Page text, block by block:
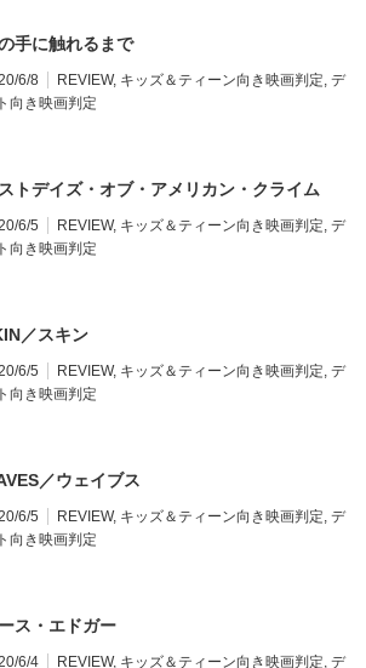
手に触れるまで
6/8 REVIEW, キッズ＆ティーン向き映画判定, デ
向き映画判定
トデイズ・オブ・アメリカン・クライム
6/5 REVIEW, キッズ＆ティーン向き映画判定, デ
向き映画判定
／スキン
6/5 REVIEW, キッズ＆ティーン向き映画判定, デ
向き映画判定
／ウェイブス
6/5 REVIEW, キッズ＆ティーン向き映画判定, デ
向き映画判定
ス・エドガー
6/4 REVIEW, キッズ＆ティーン向き映画判定, デ